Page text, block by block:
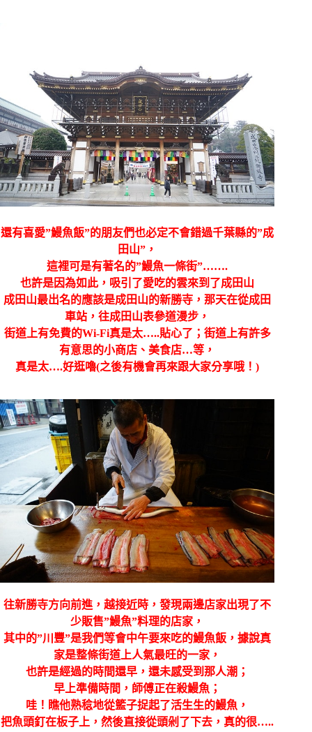
還有喜愛”鰻魚飯”的朋友們也必定不會錯過千葉縣的”成
田山”，
這裡可是有著名的”鰻魚一條街”…….
也許是因為如此，吸引了愛吃的雲來到了成田山
成田山最出名的應該是成田山的新勝寺，那天在從成田
車站，往成田山表參道漫步，
街道上有免費的Wi-Fi真是太…..貼心了；街道上有許多
有意思的小商店、美食店…等，
真是太….好逛嚕(之後有機會再來跟大家分享哦！)
往新勝寺方向前進，越接近時，發現兩邊店家出現了不
少販售”鰻魚”料理的店家，
其中的”川豐”是我們等會中午要來吃的鰻魚飯，據說真
家是整條街道上人氣最旺的一家，
也許是經過的時間還早，還未感受到那人潮；
早上準備時間，師傅正在殺鰻魚；
哇！瞧他熟稔地從籃子捉起了活生生的鰻魚，
把魚頭釘在板子上，然後直接從頭剁了下去，真的很…..